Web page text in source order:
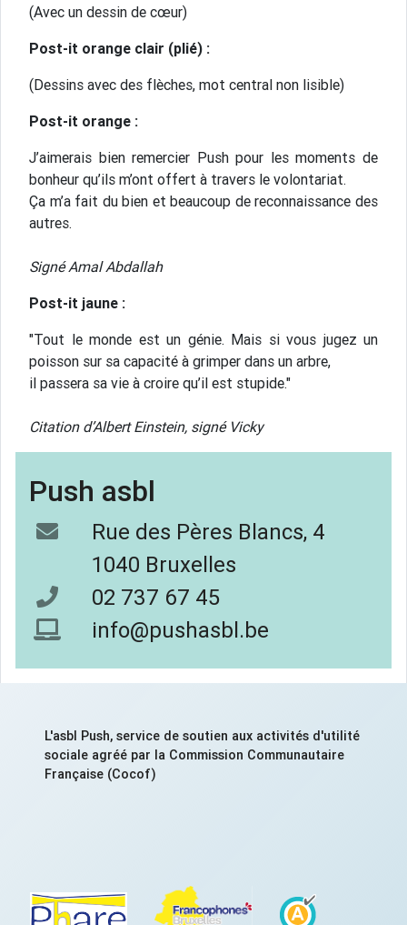
(Avec un dessin de cœur)
Post-it orange clair (plié) :
(Dessins avec des flèches, mot central non lisible)
Post-it orange :
J’aimerais bien remercier Push pour les moments de
bonheur qu’ils m’ont offert à travers le volontariat.
Ça m’a fait du bien et beaucoup de reconnaissance des
autres.
Signé Amal Abdallah
Post-it jaune :
"Tout le monde est un génie. Mais si vous jugez un
poisson sur sa capacité à grimper dans un arbre,
il passera sa vie à croire qu’il est stupide."
Citation d’Albert Einstein, signé Vicky
Push asbl
Rue des Pères Blancs, 4
1040 Bruxelles
02 737 67 45
info@pushasbl.be
L'asbl Push, service de soutien aux activités d'utilité
sociale agréé par la Commission Communautaire
Française (Cocof)